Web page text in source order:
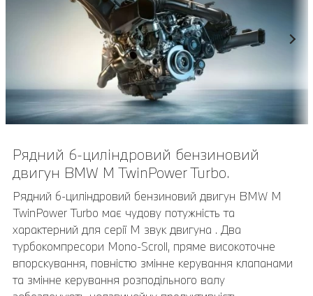
Рядний 6-циліндровий бензиновий
двигун BMW M TwinPower Turbo.
Рядний 6-циліндровий бензиновий двигун BMW M
TwinPower Turbo має чудову потужність та
характерний для серії М звук двигуна . Два
турбокомпресори Mono-Scroll, пряме високоточне
впорскування, повністю змінне керування клапанами
та змінне керування розподільного валу
Бічні «зябра» М.
Характерні бічні «зябра» M з позначенням моделі, які
додають яскраво вираженого тривимірного
спортивного вигляду, підкреслюють потенціал
автомобіля та надають приємне передчуття насолоди
від водіння. Вони ілюструють динамічне поєднання
технічної досконалості та захоплюючого дизайну, що є
невід’ємним для автомобілів M з першого дня.